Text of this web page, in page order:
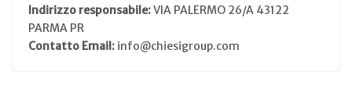
Indirizzo responsabile:VIA PALERMO 26/A 43122
PARMA PR
Contatto Email: info@chiesigroup.com